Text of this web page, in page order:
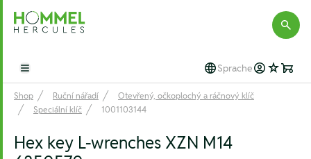
Hommel Hercules
Open main menu Sprache
Shop Ruční nářadí
Otevřený, očkoplochý a ráčnový klíč
Speciální klíč
1001103144
Hex key L-wrenches XZN M14